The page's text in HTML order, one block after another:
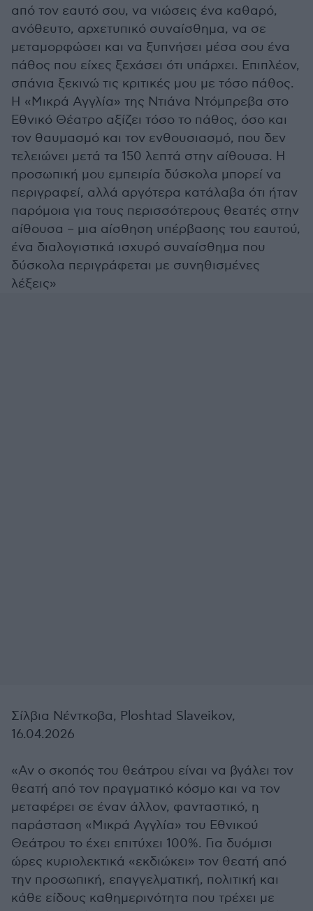
από τον εαυτό σου, να νιώσεις ένα καθαρό,
ανόθευτο, αρχετυπικό συναίσθημα, να σε
μεταμορφώσει και να ξυπνήσει μέσα σου ένα
πάθος που είχες ξεχάσει ότι υπάρχει. Επιπλέον,
σπάνια ξεκινώ τις κριτικές μου με τόσο πάθος.
Η «Μικρά Αγγλία» της Ντιάνα Ντόμπρεβα στο
Εθνικό Θέατρο αξίζει τόσο το πάθος, όσο και
τον θαυμασμό και τον ενθουσιασμό, που δεν
τελειώνει μετά τα 150 λεπτά στην αίθουσα. Η
προσωπική μου εμπειρία δύσκολα μπορεί να
περιγραφεί, αλλά αργότερα κατάλαβα ότι ήταν
παρόμοια για τους περισσότερους θεατές στην
αίθουσα – μια αίσθηση υπέρβασης του εαυτού,
ένα διαλογιστικά ισχυρό συναίσθημα που
δύσκολα περιγράφεται με συνηθισμένες
λέξεις»
Σίλβια Νέντκοβα, Ploshtad Slaveikov,
16.04.2026
«Αν ο σκοπός του θεάτρου είναι να βγάλει τον
θεατή από τον πραγματικό κόσμο και να τον
μεταφέρει σε έναν άλλον, φανταστικό, η
παράσταση «Μικρά Αγγλία» του Εθνικού
Θεάτρου το έχει επιτύχει 100%. Για δυόμισι
ώρες κυριολεκτικά «εκδιώκει» τον θεατή από
την προσωπική, επαγγελματική, πολιτική και
κάθε είδους καθημερινότητα που τρέχει με